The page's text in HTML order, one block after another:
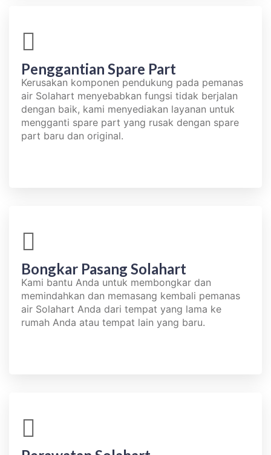
Penggantian Spare Part​
Kerusakan komponen pendukung pada pemanas
air Solahart menyebabkan fungsi tidak berjalan
dengan baik, kami menyediakan layanan untuk
mengganti spare part yang rusak dengan spare
part baru dan original.
Bongkar Pasang Solahart​
Kami bantu Anda untuk membongkar dan
memindahkan dan memasang kembali pemanas
air Solahart Anda dari tempat yang lama ke
rumah Anda atau tempat lain yang baru.